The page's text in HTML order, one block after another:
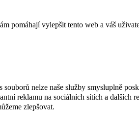
pomáhají vylepšit tento web a váš
nelze naše služby smysluplně
reklamu na sociálních sítích a dalších
zlepšovat.